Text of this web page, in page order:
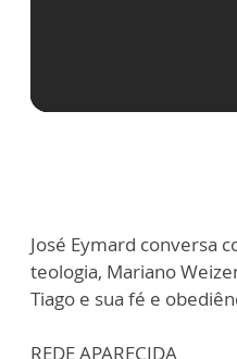
José Eymard conversa
teologia, Mariano
Tiago e sua fé e
REDE APARECIDA